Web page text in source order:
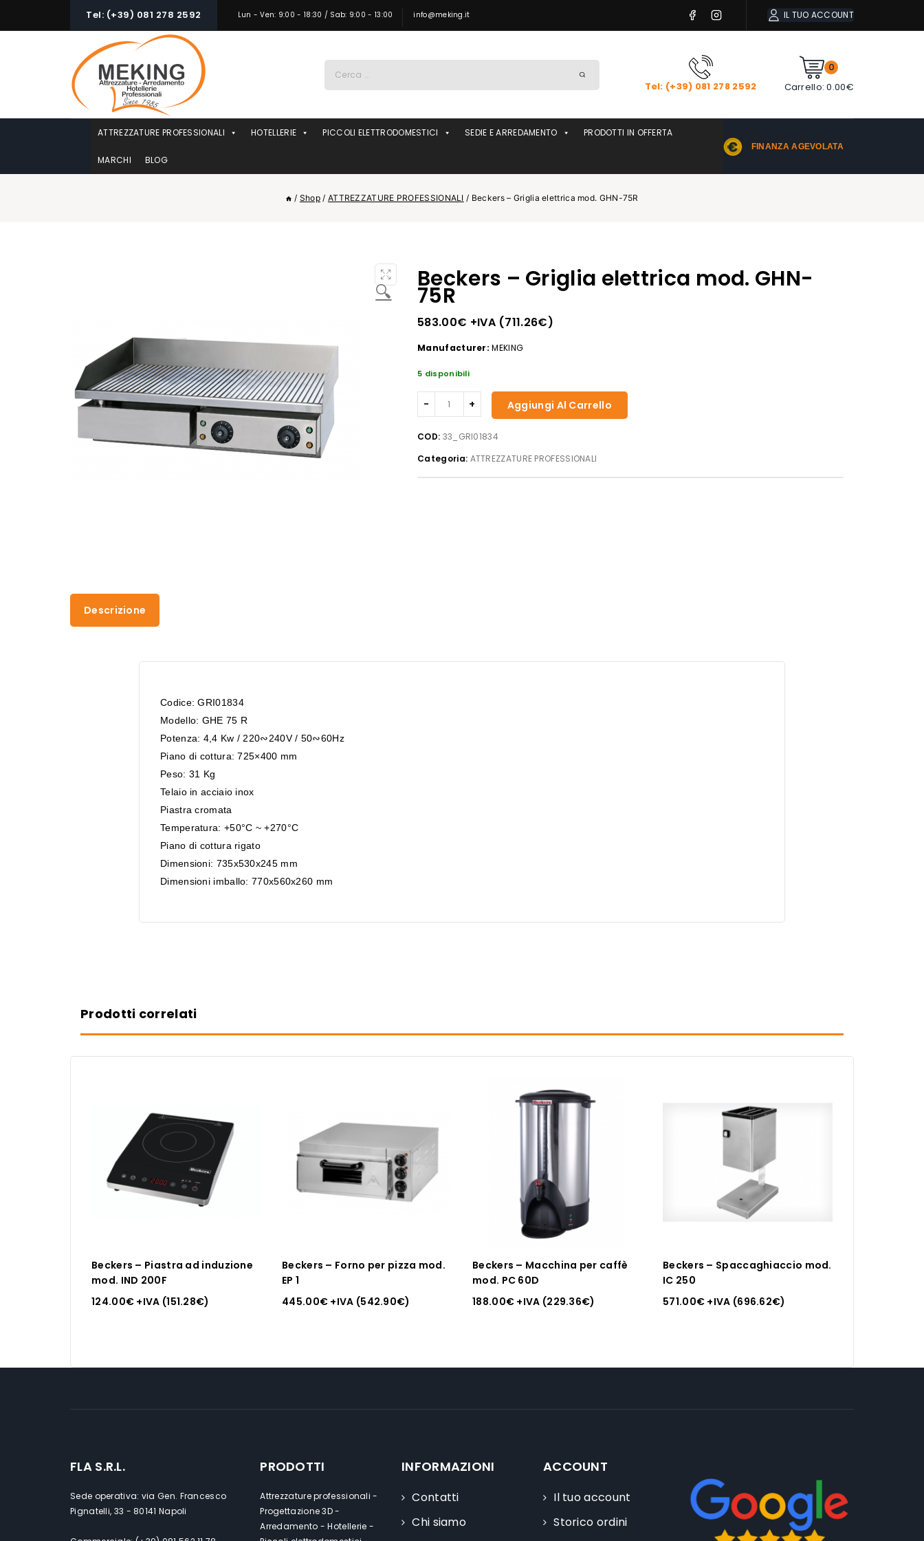
Tel: (+39) 081 278 2592 Lun - Ven: 9:00 - 18:30 / Sab: 9:00 - 13:00 info@meking.it IL TUO ACCOUNT
per:
Tel: (+39) 081 278 2592
0
Carrello: 0.00€
ATTREZZATURE PROFESSIONALI HOTELLERIE PICCOLI ELETTRODOMESTICI SEDIE E ARREDAMENTO PRODOTTI IN OFFERTA
MARCHI BLOG
FINANZA AGEVOLATA
/ Shop / ATTREZZATURE PROFESSIONALI / Beckers – Griglia elettrica mod. GHN-75R
🔍 Beckers – Griglia elettrica mod. GHN-
75R
583.00€ +IVA (711.26€)
Manufacturer: MEKING
5 disponibili
Beckers
-
elettrica
mod.
GHN-
Aggiungi Al Carrello
COD: 33_GRI01834
Categoria: ATTREZZATURE PROFESSIONALI
Descrizione
Codice: GRI01834
Modello: GHE 75 R
Potenza: 4,4 Kw / 220∾240V / 50∾60Hz
Piano di cottura: 725×400 mm
Peso: 31 Kg
Telaio in acciaio inox
Piastra cromata
Temperatura: +50°C ~ +270°C
Piano di cottura rigato
Dimensioni: 735x530x245 mm
Dimensioni imballo: 770x560x260 mm
Prodotti correlati
Beckers – Piastra ad induzione
mod. IND 200F
124.00€ +IVA (151.28€)
Beckers – Forno per pizza mod.
EP 1
445.00€ +IVA (542.90€)
Beckers – Macchina per caffè
mod. PC 60D
188.00€ +IVA (229.36€)
Beckers – Spaccaghiaccio mod.
IC 250
571.00€ +IVA (696.62€)
FLA S.R.L.
Sede operativa: via Gen. Francesco
Pignatelli, 33 - 80141 Napoli
PRODOTTI
Attrezzature professionali -
Progettazione 3D -
Arredamento - Hotellerie -
INFORMAZIONI
Contatti
Chi siamo
ACCOUNT
Il tuo account
Storico ordini